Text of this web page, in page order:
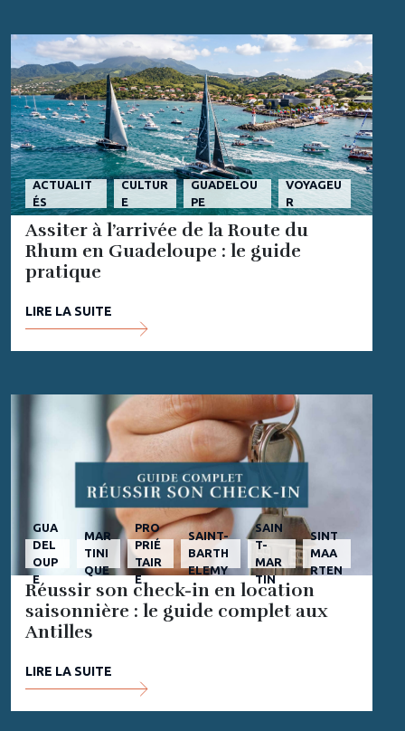
ACTUALIT
ÉS
CULTUR
E
GUADELOU
PE
VOYAGEU
R
Assiter à l’arrivée de la Route du
Rhum en Guadeloupe : le guide
pratique
LIRE LA SUITE
GUA
DEL
OUP
E
MAR
TINI
QUE
PRO
PRIÉ
TAIR
E
SAINT-
BARTH
ELEMY
SAIN
T-
MAR
TIN
SINT
MAA
RTEN
Réussir son check-in en location
saisonnière : le guide complet aux
Antilles
LIRE LA SUITE